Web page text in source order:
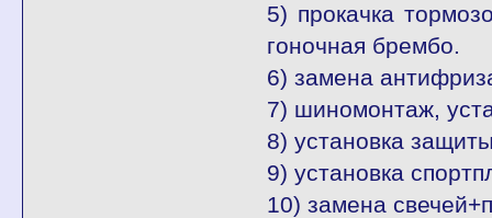
5) прокачка
гоночная брембо.
6) замена
7) шиномонтаж,
8) установка
9) установка
10) замена